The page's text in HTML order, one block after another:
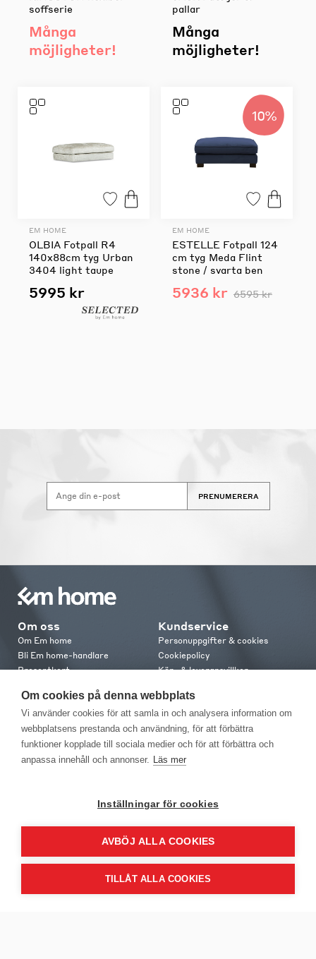
soffserie
Många
möjligheter!
pallar
Många
möjligheter!
EM HOME
OLBIA Fotpall R4
140x88cm tyg Urban
3404 light taupe
5995 kr
10%
EM HOME
ESTELLE Fotpall 124
cm tyg Meda Flint
stone / svarta ben
5936 kr 6595 kr
PRENUMERERA
Om oss
Om Em home
Bli Em home-handlare
Presentkort
Em home Club
Medlemsvillkor
Kundservice
Personuppgifter & cookies
Cookiepolicy
Köp- & leveransvillkor
Retur & reklamation
Kontakt
Kontakta oss
Om cookies på denna webbplats
Vi använder cookies för att samla in och analysera information om
webbplatsens prestanda och användning, för att förbättra
funktioner kopplade till sociala medier och för att förbättra och
anpassa innehåll och annonser. Läs mer
Inställningar för cookies
AVBÖJ ALLA COOKIES
TILLÅT ALLA COOKIES